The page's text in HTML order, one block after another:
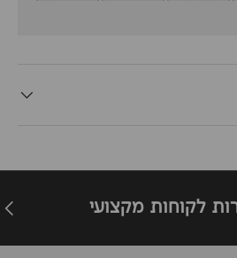
לקוחות מקצועי